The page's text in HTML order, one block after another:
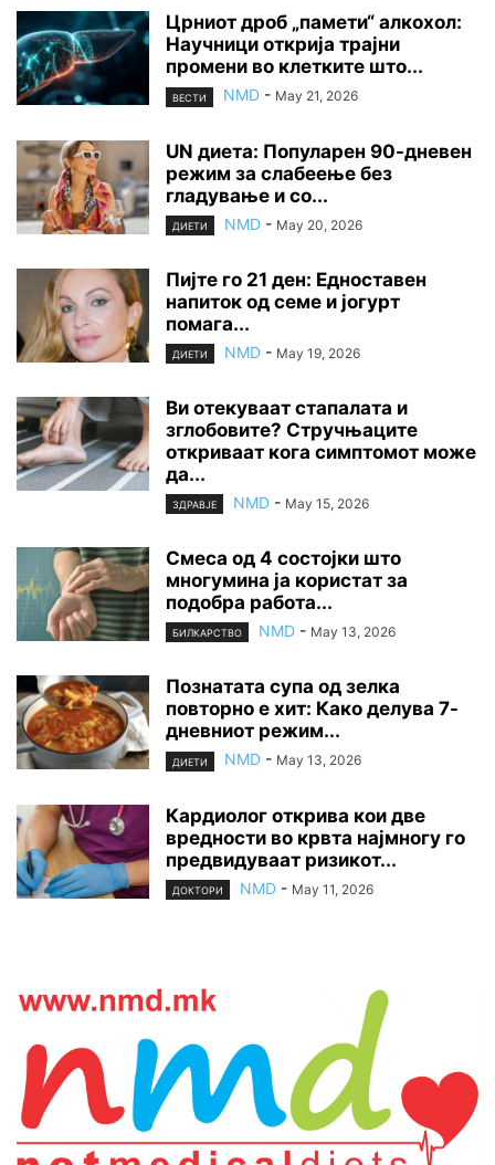
Црниот дроб „памети“ алкохол:
Научници открија трајни
промени во клетките што...
ВЕСТИ NMD - May 21, 2026
UN диета: Популарен 90-дневен
режим за слабеење без
гладување и со...
ДИЕТИ NMD - May 20, 2026
Пијте го 21 ден: Едноставен
напиток од семе и јогурт
помага...
ДИЕТИ NMD - May 19, 2026
Ви отекуваат стапалата и
зглобовите? Стручњаците
откриваат кога симптомот може
да...
ЗДРАВЈЕ NMD - May 15, 2026
Смеса од 4 состојки што
многумина ја користат за
подобра работа...
БИЛКАРСТВО NMD - May 13, 2026
Познатата супа од зелка
повторно е хит: Како делува 7-
дневниот режим...
ДИЕТИ NMD - May 13, 2026
Кардиолог открива кои две
вредности во крвта најмногу го
предвидуваат ризикот...
ДОКТОРИ NMD - May 11, 2026